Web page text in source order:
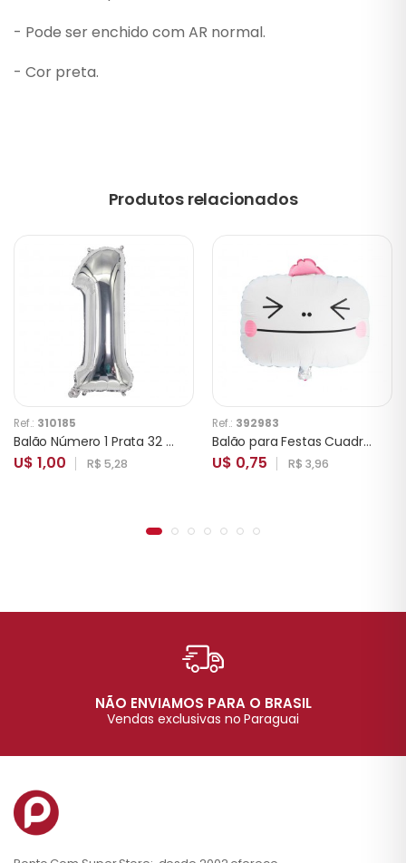
- Pode ser enchido com AR normal.
- Cor preta.
Produtos relacionados
Ref.: 310185
Balão Número 1 Prata 32 Polegadas
U$ 1,00 R$ 5,28
Ref.: 392983
Balão para Festas Cuadrado Cartoon Comic Face Branco
U$ 0,75 R$ 3,96
NÃO ENVIAMOS PARA O BRASIL
Vendas exclusivas no Paraguai